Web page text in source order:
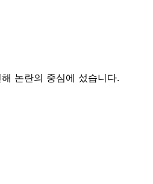
논란의 중심에 섰습니다.